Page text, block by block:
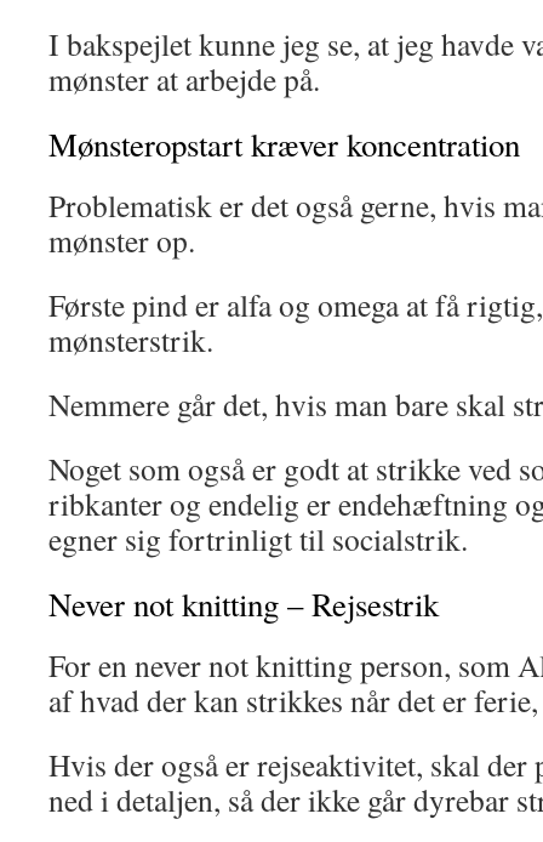
I bakspejlet kunne jeg se, at jeg havde
mønster at arbejde på.
Mønsteropstart kræver koncentration
Problematisk er det også gerne, hvis
mønster op.
Første pind er alfa og omega at få
mønsterstrik.
Nemmere går det, hvis man bare skal
Noget som også er godt at strikke ved
ribkanter og endelig er endehæftning
egner sig fortrinligt til socialstrik.
Never not knitting – Rejsestrik
For en never not knitting person, som
af hvad der kan strikkes når det er
Hvis der også er rejseaktivitet, skal
ned i detaljen, så der ikke går dyrebar